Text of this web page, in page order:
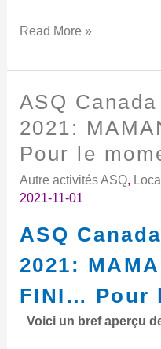
Read More »
ASQ
2021:
Pour le
Autre activités ASQ,
2021-11-01
ASQ
2021:
FINI… Pour
Voici un bref aperçu
ASQ
Canada
Conference
2021:
MAMAN,
C’EST
Pour
le
moment.